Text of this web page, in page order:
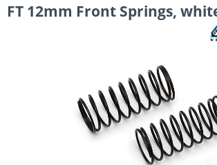
FT 12mm Front Springs,